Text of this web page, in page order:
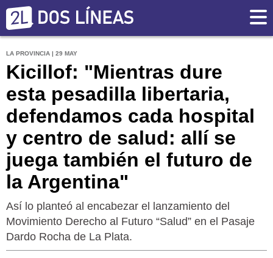
LA PROVINCIA | 29 MAY
Kicillof: "Mientras dure
esta pesadilla libertaria,
defendamos cada hospital
y centro de salud: allí se
juega también el futuro de
la Argentina"
Así lo planteó al encabezar el lanzamiento del
Movimiento Derecho al Futuro “Salud” en el Pasaje
Dardo Rocha de La Plata.